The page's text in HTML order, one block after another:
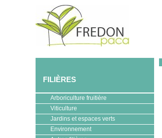
FILIÈRES
Arboriculture fruitière
Viticulture
Jardins et espaces verts
Environnement